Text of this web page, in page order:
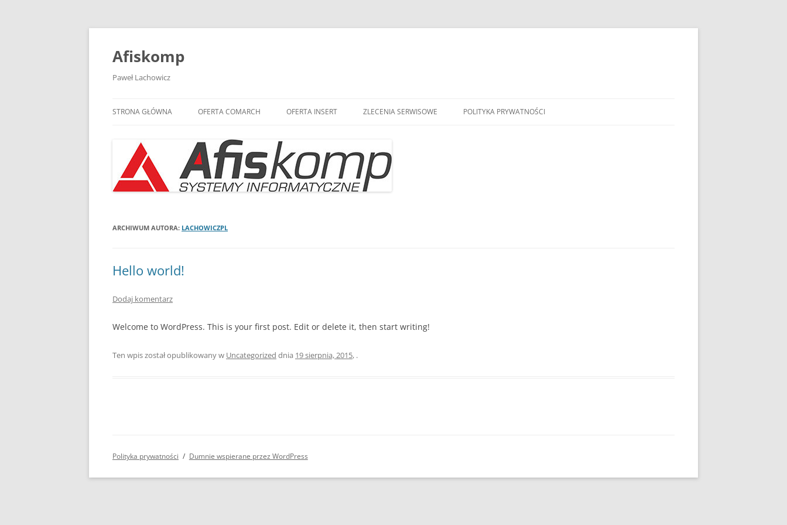
Przejdź
treści
Afiskomp
Paweł Lachowicz
STRONA GŁÓWNA OFERTA COMARCH OFERTA INSERT ZLECENIA SERWISOWE POLITYKA PRYWATNOŚCI
ARCHIWUM AUTORA: LACHOWICZPL
Hello world!
Dodaj komentarz
Welcome to WordPress. This is your first post. Edit or delete it, then start writing!
Ten wpis został opublikowany w Uncategorized dnia 19 sierpnia, 2015, .
Polityka prywatności Dumnie wspierane przez WordPress